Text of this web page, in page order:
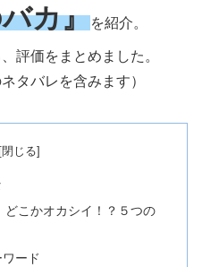
カ』を紹介。
評価をまとめました。
タバレを含みます）
こかオカシイ！？５つの
ード